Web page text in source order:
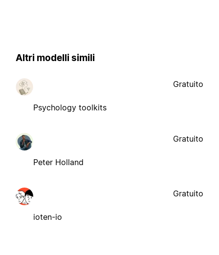
Altri modelli simili
Psychology toolkits
Gratuito
Peter Holland
Gratuito
ioten-io
Gratuito